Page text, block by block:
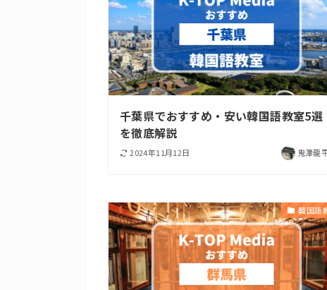
千葉県でおすすめ・安い韓国語教室5選
を徹底解説
2024年11月12日 鬼澤龍
韓国語